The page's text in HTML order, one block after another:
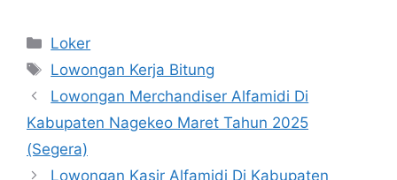
Kategori
Loker
Tag
Lowongan Kerja Bitung
Lowongan Merchandiser Alfamidi Di
Kabupaten Nagekeo Maret Tahun 2025
(Segera)
Lowongan Kasir Alfamidi Di Kabupaten